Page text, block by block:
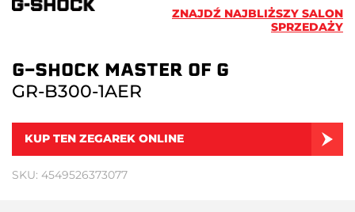
ZNAJDŹ NAJBLIŻSZY SALON
SPRZEDAŻY
G-SHOCK MASTER OF G
GR-B300-1AER
KUP TEN ZEGAREK ONLINE
SKU: 4549526373077